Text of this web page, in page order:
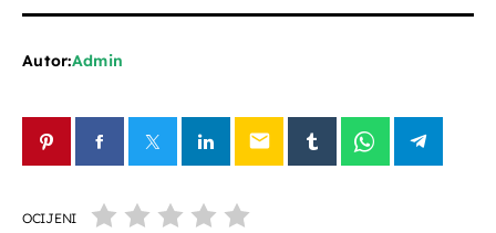
Autor:Admin
email
OCIJENI